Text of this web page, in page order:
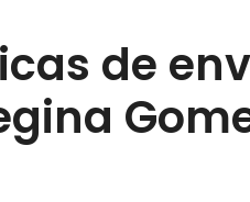
de